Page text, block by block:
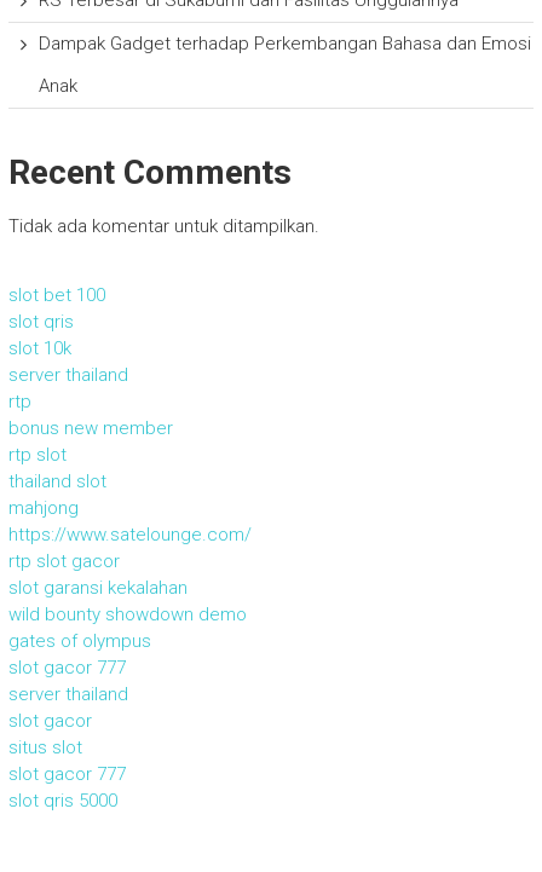
Dampak Gadget terhadap Perkembangan Bahasa dan Emosi
Anak
Recent Comments
Tidak ada komentar untuk ditampilkan.
slot bet 100
slot qris
slot 10k
server thailand
rtp
bonus new member
rtp slot
thailand slot
mahjong
https://www.satelounge.com/
rtp slot gacor
slot garansi kekalahan
wild bounty showdown demo
gates of olympus
slot gacor 777
server thailand
slot gacor
situs slot
slot gacor 777
slot qris 5000